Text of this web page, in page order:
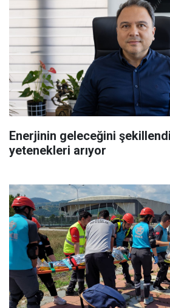
Enerjinin geleceğini
yetenekleri arıyor